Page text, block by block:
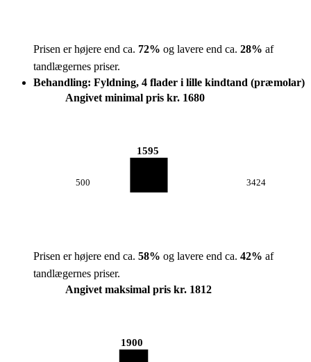
Prisen er højere end ca. 72% og lavere end ca. 28% af
tandlægernes priser.
Behandling: Fyldning, 4 flader i lille kindtand (præmolar)
Angivet minimal pris kr. 1680
500
1595
3424
Prisen er højere end ca. 58% og lavere end ca. 42% af
tandlægernes priser.
Angivet maksimal pris kr. 1812
1900